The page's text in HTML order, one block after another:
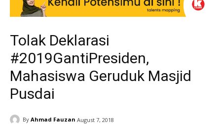
Tolak Deklarasi
#2019GantiPresiden,
Mahasiswa Geruduk Masjid
Pusdai
By Ahmad Fauzan August 7, 2018